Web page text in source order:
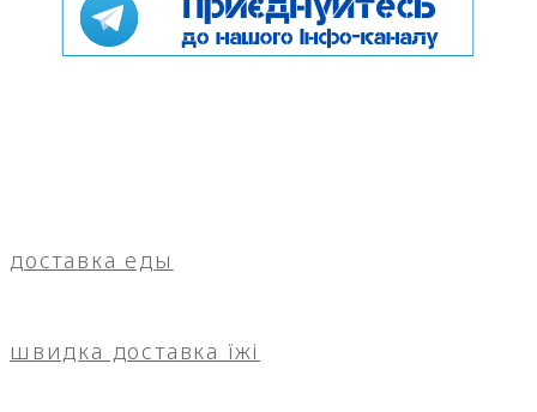
доставка еды
швидка доставка їжі